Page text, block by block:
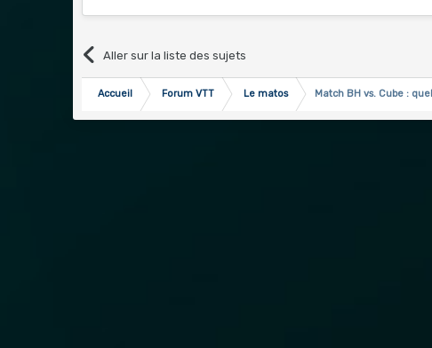
Aller sur la liste des sujets
Accueil Forum VTT Le matos Match BH vs. Cube :